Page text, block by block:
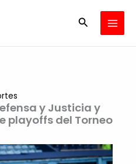
Buscar
y Justicia y
playoffs del Torneo